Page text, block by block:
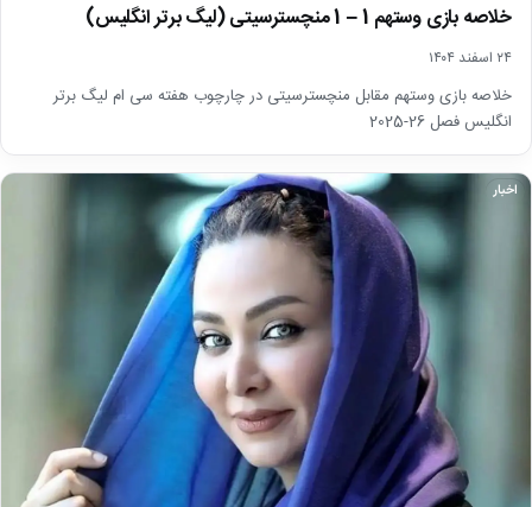
خلاصه بازی وستهم 1 – 1 منچسترسیتی (لیگ برتر انگلیس)
۲۴ اسفند ۱۴۰۴
خلاصه بازی وستهم مقابل منچسترسیتی در چارچوب هفته سی ام لیگ برتر
انگلیس فصل 26-2025
اخبار